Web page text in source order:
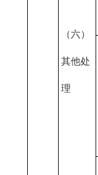
（六）
其他处
理